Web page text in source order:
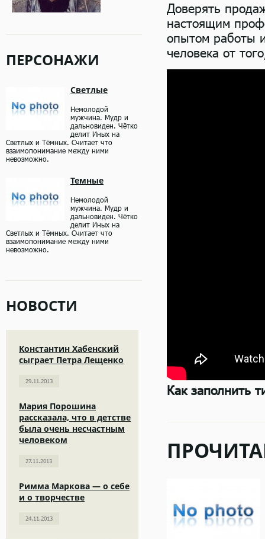
ПЕРСОНАЖИ
Светлые
Немолодой
мужчина. Мудр и
дальновиден. Чётко
делит Иных на
Светлых и Тёмных. Считает что
взаимопонимание между ними
невозможно.
Темные
Немолодой
мужчина. Мудр и
дальновиден. Чётко
делит Иных на
Светлых и Тёмных. Считает что
взаимопонимание между ними
невозможно.
НОВОСТИ
Константин Хабенский
сыграет Петра Лещенко
29.11.2013
Мария Порошина
рассказала, что в детстве
была очень несчастным
человеком
27.11.2013
Римма Маркова — о себе
и о творчестве
24.11.2013
Доверять
настоящим
опытом работы
человека от
Как заполнить